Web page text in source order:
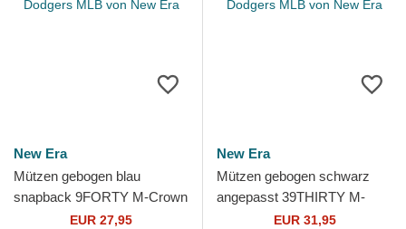
New Era
Mützen gebogen blau
snapback 9FORTY M-Crown
Side Script der Los Angeles
EUR 27,95
New Era
Mützen gebogen schwarz
angepasst 39THIRTY M-
Crown A Frame der Los
EUR 31,95